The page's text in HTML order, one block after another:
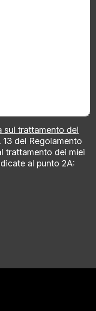
sul trattamento dei
13 del Regolamento
trattamento dei miei
al punto 2A: